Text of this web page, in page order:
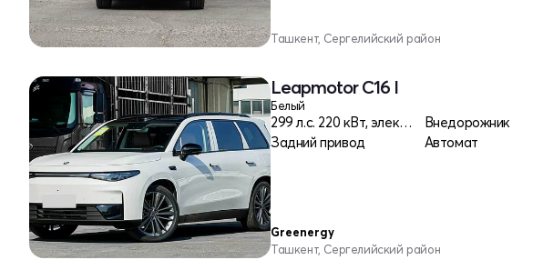
Ташкент, Сергелийский район
Leapmotor C16 I
Белый
299 л.c. 220 кВт, электро
Внедорожник
Задний привод
Автомат
Greenergy
Ташкент, Сергелийский район